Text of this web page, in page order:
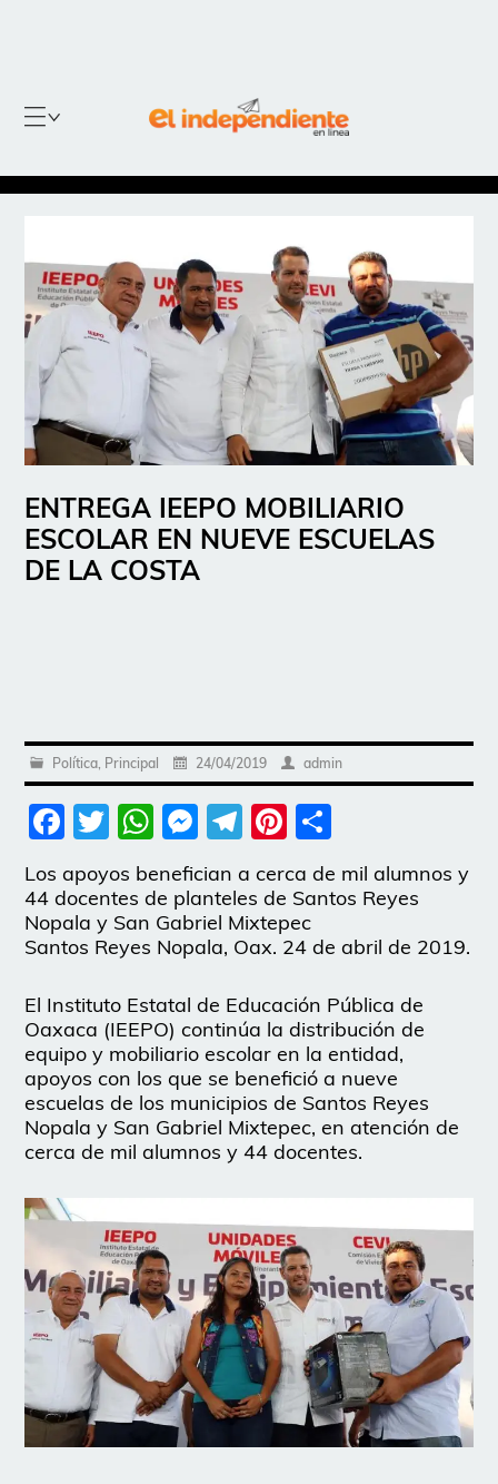
ENTREGA IEEPO MOBILIARIO
ESCOLAR EN NUEVE ESCUELAS
DE LA COSTA
Política, Principal 24/04/2019 admin
Facebook
Twitter
WhatsApp
Messenger
Telegram
Pinterest
Los apoyos benefician a cerca de mil alumnos y
44 docentes de planteles de Santos Reyes
Nopala y San Gabriel Mixtepec
Santos Reyes Nopala, Oax. 24 de abril de 2019.
El Instituto Estatal de Educación Pública de
Oaxaca (IEEPO) continúa la distribución de
equipo y mobiliario escolar en la entidad,
apoyos con los que se benefició a nueve
escuelas de los municipios de Santos Reyes
Nopala y San Gabriel Mixtepec, en atención de
cerca de mil alumnos y 44 docentes.